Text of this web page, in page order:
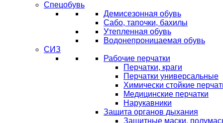
Спецобувь
Демисезонная обувь
Сабо, тапочки, бахилы
Утепленная обувь
Водонепроницаемая обувь
СИЗ
Рабочие перчатки
Перчатки, краги
Перчатки универсальные
Химически стойкие
Медицинские перчатки
Нарукавники
Защита органов дыхания
Защитные маски,